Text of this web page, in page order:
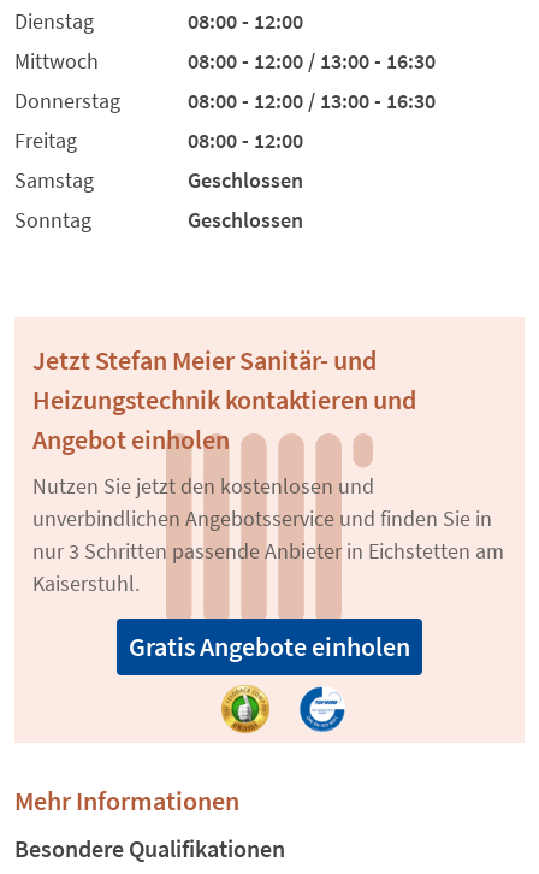
Dienstag
08:00 - 12:00
Mittwoch
08:00 - 12:00 / 13:00 - 16:30
Donnerstag
08:00 - 12:00 / 13:00 - 16:30
Freitag
08:00 - 12:00
Samstag
Geschlossen
Sonntag
Geschlossen
Jetzt Stefan Meier Sanitär- und
Heizungstechnik kontaktieren und
Angebot einholen
Nutzen Sie jetzt den kostenlosen und
unverbindlichen Angebotsservice und finden Sie in
nur 3 Schritten passende Anbieter in Eichstetten am
Kaiserstuhl.
Gratis Angebote einholen
Mehr Informationen
Besondere Qualifikationen